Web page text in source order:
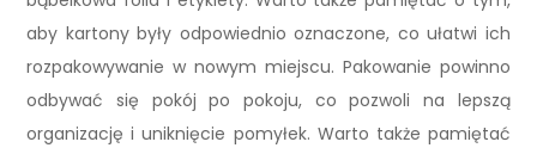
aby kartony były odpowiednio oznaczone, co ułatwi ich
rozpakowywanie w nowym miejscu. Pakowanie powinno
odbywać się pokój po pokoju, co pozwoli na lepszą
organizację i uniknięcie pomyłek. Warto także pamiętać